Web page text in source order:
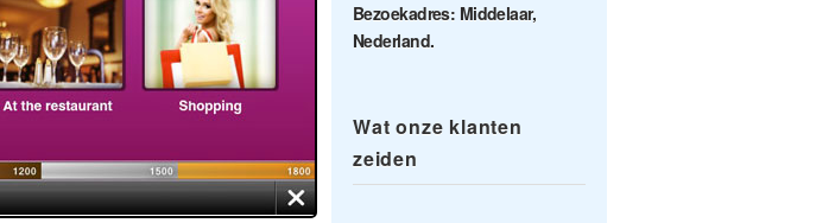
Bezoekadres: Middelaar,
Nederland.
Wat onze klanten
zeiden